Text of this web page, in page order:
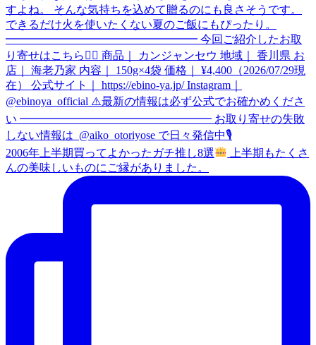
2006年上半期買ってよかったガチ推し8選
上半期もたくさ
んの美味しいものにご縁がありました。